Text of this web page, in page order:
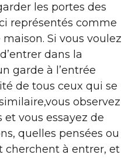
les portes des
représentés comme
Si vous voulez
dans la
garde à l’entrée
de tous ceux qui se
observez
et vous essayez de
quelles pensées ou
cherchent à entrer, et